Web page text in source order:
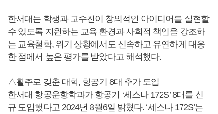
한서대는 학생과 교수진이 창의적인 아이디어를 실현할
수 있도록 지원하는 교육 환경과 사회적 책임을 강조하
는 교육철학, 위기 상황에서도 신속하고 유연하게 대응
한 점에서 높은 평가를 받았다고 해석했다.
△활주로 갖춘 대학, 항공기 8대 추가 도입
한서대 항공운항학과가 항공기 ‘세스나 172S’ 8대를 신
규 도입했다고 2024년 8월6일 밝혔다. ‘세스나 172S’는